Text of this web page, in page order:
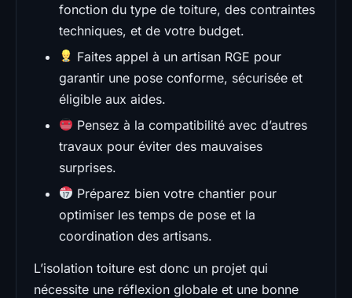
fonction du type de toiture, des contraintes
techniques, et de votre budget.
Faites appel à un artisan RGE pour
garantir une pose conforme, sécurisée et
éligible aux aides.
Pensez à la compatibilité avec d’autres
travaux pour éviter des mauvaises
surprises.
Préparez bien votre chantier pour
optimiser les temps de pose et la
coordination des artisans.
L’isolation toiture est donc un projet qui
nécessite une réflexion globale et une bonne